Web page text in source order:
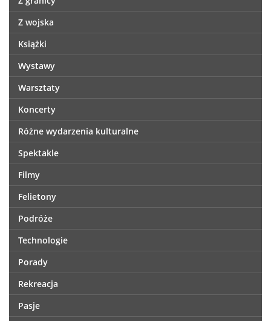
Z wojska
Książki
Wystawy
Warsztaty
Koncerty
Różne wydarzenia kulturalne
Spektakle
Filmy
Felietony
Podróże
Technologie
Porady
Rekreacja
Pasje